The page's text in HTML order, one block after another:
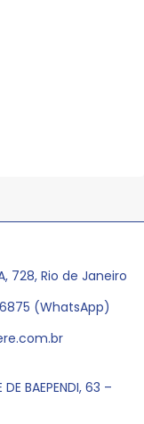
728, Rio de Janeiro
(WhatsApp)
BAEPENDI, 63 –